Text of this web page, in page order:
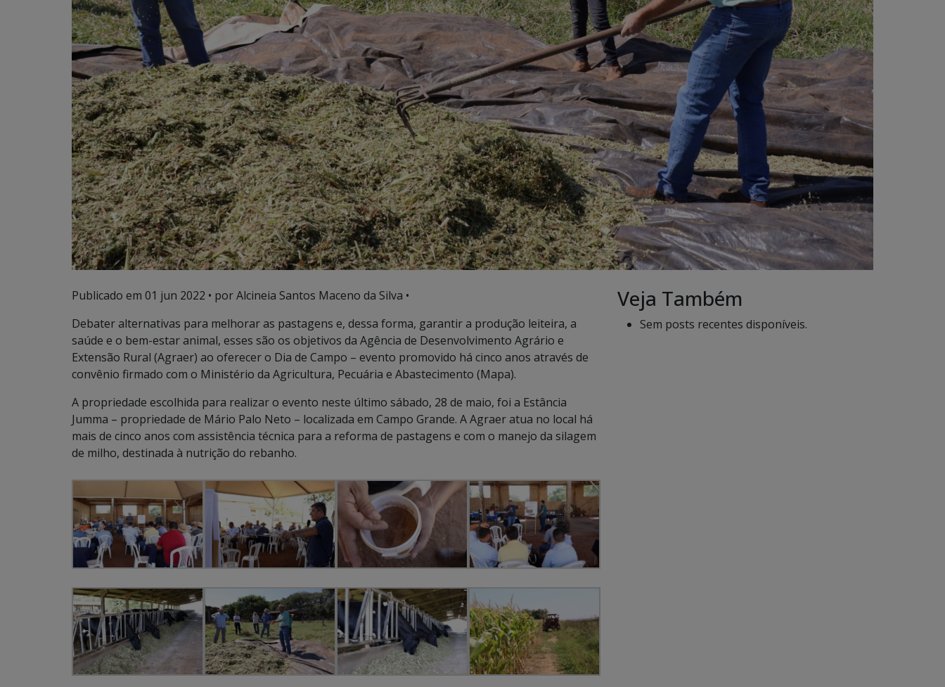
Publicado em 01 jun 2022 • por Alcineia Santos Maceno da Silva •
Debater alternativas para melhorar as pastagens e, dessa forma, garantir a produção leiteira, a
saúde e o bem-estar animal, esses são os objetivos da Agência de Desenvolvimento Agrário e
Extensão Rural (Agraer) ao oferecer o Dia de Campo – evento promovido há cinco anos através de
convênio firmado com o Ministério da Agricultura, Pecuária e Abastecimento (Mapa).
A propriedade escolhida para realizar o evento neste último sábado, 28 de maio, foi a Estância
Jumma – propriedade de Mário Palo Neto – localizada em Campo Grande. A Agraer atua no local há
mais de cinco anos com assistência técnica para a reforma de pastagens e com o manejo da silagem
de milho, destinada à nutrição do rebanho.
Veja Também
Sem posts recentes disponíveis.